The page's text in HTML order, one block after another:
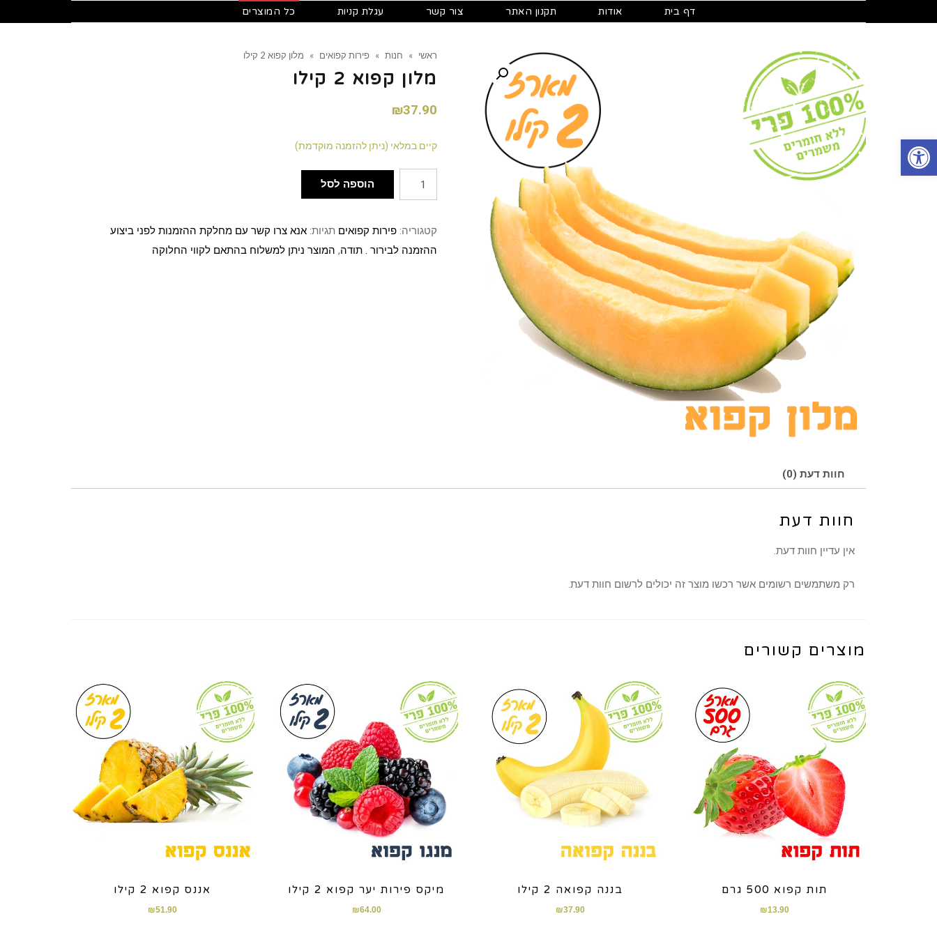
פתח סרגל נגישות
דף בית אודות תקנון האתר צור קשר עגלת קניות כל המוצרים
ראשי » חנות » פירות קפואים » מלון קפוא 2 קילו
מלון קפוא 2 קילו
₪37.90
קיים במלאי (ניתן להזמנה מוקדמת)
הוספה לסל
קטגוריה: פירות קפואים תגיות: אנא צרו קשר עם מחלקת ההזמנות לפני ביצוע
ההזמנה לבירור . תודה, המוצר ניתן למשלוח בהתאם לקווי החלוקה
חוות דעת (0)
חוות דעת
אין עדיין חוות דעת.
רק משתמשים רשומים אשר רכשו מוצר זה יכולים לרשום חוות דעת.
מוצרים קשורים
תות קפוא 500 גרם
₪13.90
בננה קפואה 2 קילו
₪37.90
מיקס פירות יער קפוא 2 קילו
₪64.00
אננס קפוא 2 קילו
₪51.90